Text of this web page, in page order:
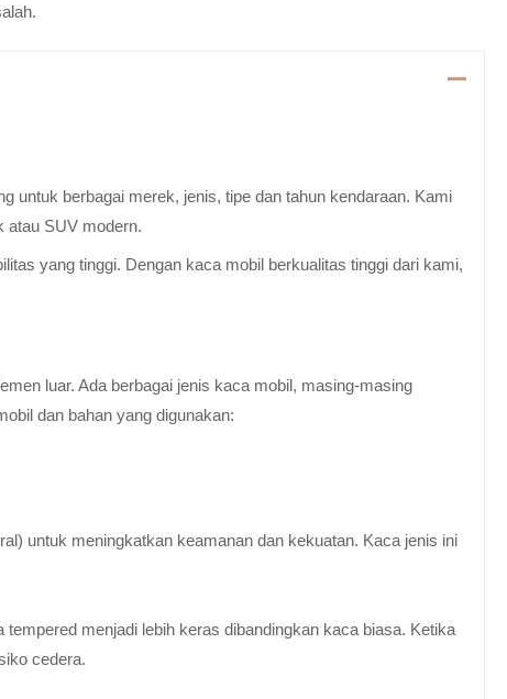
untuk berbagai merek, jenis, tipe dan tahun kendaraan. Kami
atau SUV modern.
yang tinggi. Dengan kaca mobil berkualitas tinggi dari kami,
luar. Ada berbagai jenis kaca mobil, masing-masing
dan bahan yang digunakan:
untuk meningkatkan keamanan dan kekuatan. Kaca jenis ini
menjadi lebih keras dibandingkan kaca biasa. Ketika
cedera.